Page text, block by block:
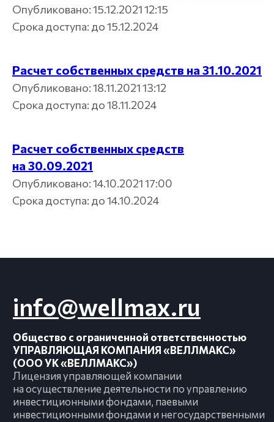
Опубликовано: 15.12.2021 12:15
Срока доступа: до 15.12.2024
Расчет собственных средств на 31.10.2021
Опубликовано: 18.11.2021 13:12
Срока доступа: до 18.11.2024
Расчет собственных средств
на 30.09.2021
Опубликовано: 14.10.2021 17:00
Срока доступа: до 14.10.2024